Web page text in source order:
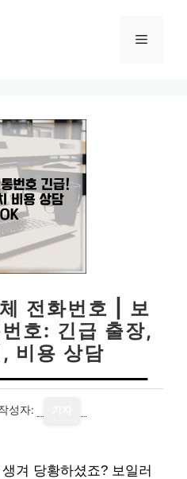
메
전화번호 | 보
호: 긴급 출장,
비용 상담
성자:
겨 당황하셨죠? 보일러